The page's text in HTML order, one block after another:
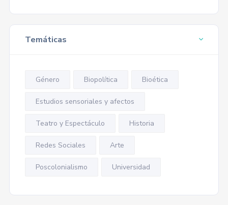
Temáticas
Género Biopolítica Bioética
Estudios sensoriales y afectos
Teatro y Espectáculo Historia
Redes Sociales Arte
Poscolonialismo Universidad